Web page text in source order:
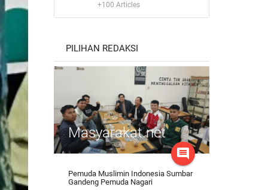
+100 Articles
PILIHAN REDAKSI
Masyarakat.net
comment
Pemuda Muslimin Indonesia Sumbar
Gandeng Pemuda Nagari